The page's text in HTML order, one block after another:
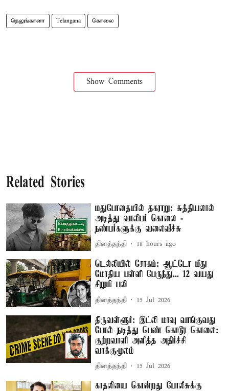
தெலுங்கானா Telangana கொலை
Show Comments
Related Stories
மதுபோதையில் தகராறு: சுத்தியலால்
அடித்து வாலிபர் கொலை -
நண்பர்களுக்கு வலைவீச்சு
தினத்தந்தி 18 hours ago
டெல்லியில் சோகம்: ஆட்டோ மீது
மோதிய பள்ளி பேருந்து... 12 வயது
சிறுமி பலி
தினத்தந்தி 15 Jul 2026
திருவள்ளூர்: இட்லி மாவு வாங்குவது
போல் நடித்து பெண் கொடூர கொலை:
குற்றவாளி அளித்த அதிர்ச்சி
வாக்குமூலம்
தினத்தந்தி 15 Jul 2026
காதலியை கொன்றது போலீசுக்கு